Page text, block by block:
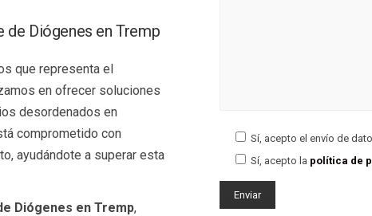
Diógenes en Tremp
que representa el
en ofrecer soluciones
desordenados en
comprometido con
ayudándote a superar esta
Diógenes en Tremp,
Sí, acepto el envío de
Sí, acepto la política de